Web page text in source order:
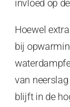
invloed op
Hoewel
bij
van
blijft in de